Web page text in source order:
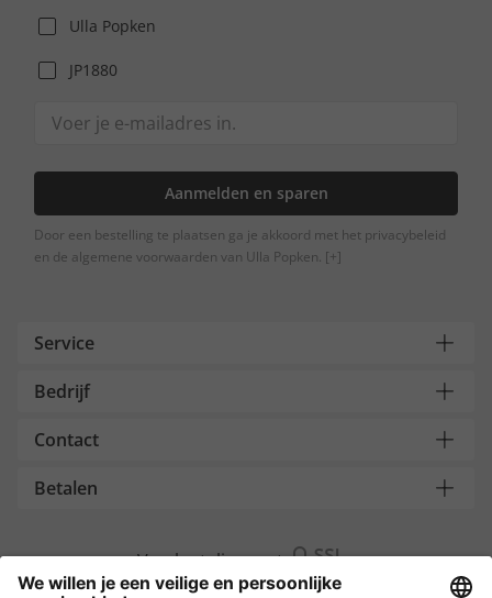
Ulla Popken
JP1880
Aanmelden en sparen
Door een bestelling te plaatsen ga je akkoord met het privacybeleid
en de algemene voorwaarden van Ulla Popken. [+]
Service
Bedrijf
Contact
Betalen
Versleuteling met